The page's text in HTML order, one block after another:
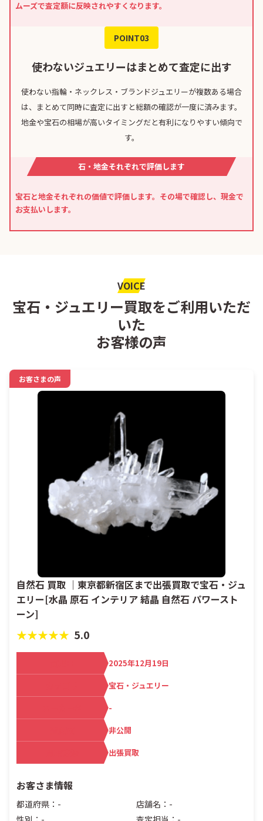
ムーズで査定額に反映されやすくなります。
POINT03
使わないジュエリーはまとめて査定に出す
使わない指輪・ネックレス・ブランドジュエリーが複数ある場合
は、まとめて同時に査定に出すと総額の確認が一度に済みます。
地金や宝石の相場が高いタイミングだと有利になりやすい傾向で
す。
石・地金それぞれで評価します
宝石と地金それぞれの価値で評価します。その場で確認し、現金で
お支払いします。
VOICE
宝石・ジュエリー買取をご利用いただ
いた
お客様の声
お客さまの声
自然石 買取 ｜東京都新宿区まで出張買取で宝石・ジュ
エリー[水晶 原石 インテリア 結晶 自然石 パワースト
ーン]
★★★★★ 5.0
2025年12月19日
宝石・ジュエリー
-
非公開
出張買取
お客さま情報
都道府県：-
店舗名：-